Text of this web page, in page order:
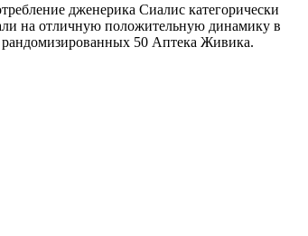
дженерика Сиалис категорически
на отличную положительную динамику в
50 Аптека Живика.